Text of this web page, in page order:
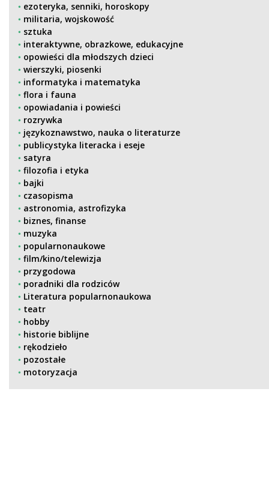
ezoteryka, senniki, horoskopy
militaria, wojskowość
sztuka
interaktywne, obrazkowe, edukacyjne
opowieści dla młodszych dzieci
wierszyki, piosenki
informatyka i matematyka
flora i fauna
opowiadania i powieści
rozrywka
językoznawstwo, nauka o literaturze
publicystyka literacka i eseje
satyra
filozofia i etyka
bajki
czasopisma
astronomia, astrofizyka
biznes, finanse
muzyka
popularnonaukowe
film/kino/telewizja
przygodowa
poradniki dla rodziców
Literatura popularnonaukowa
teatr
hobby
historie biblijne
rękodzieło
pozostałe
motoryzacja